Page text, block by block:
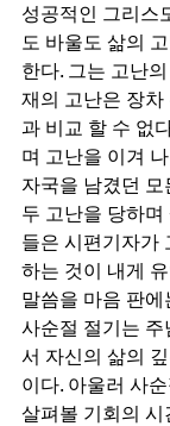
성공적인 그리스
도 바울도 삶의
한다. 그는 고난
재의 고난은 장
과 비교 할 수 없
며 고난을 이겨
자국을 남겼던 모
두 고난을 당하며
들은 시편기자가
하는 것이 내게
말씀을 마음 판
사순절 절기는
서 자신의 삶의
이다. 아울러 사
살펴볼 기회의 시